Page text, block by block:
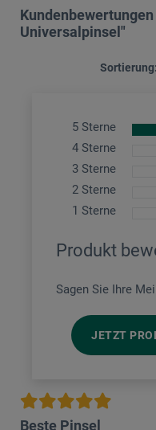
Universalpinsel"
Sortierung:
5 Sterne
4 Sterne
3 Sterne
2 Sterne
1 Sterne
Produkt
Sagen Sie Ihre
JETZT
Beste Pinsel